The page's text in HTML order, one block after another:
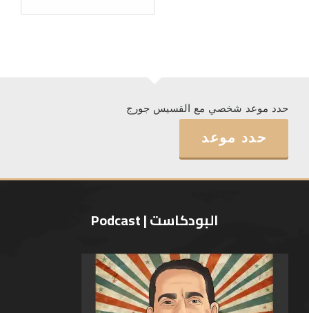
حدد موعد شخصي مع القسيس جورج
حدد موعد
البودكاست | Podcast